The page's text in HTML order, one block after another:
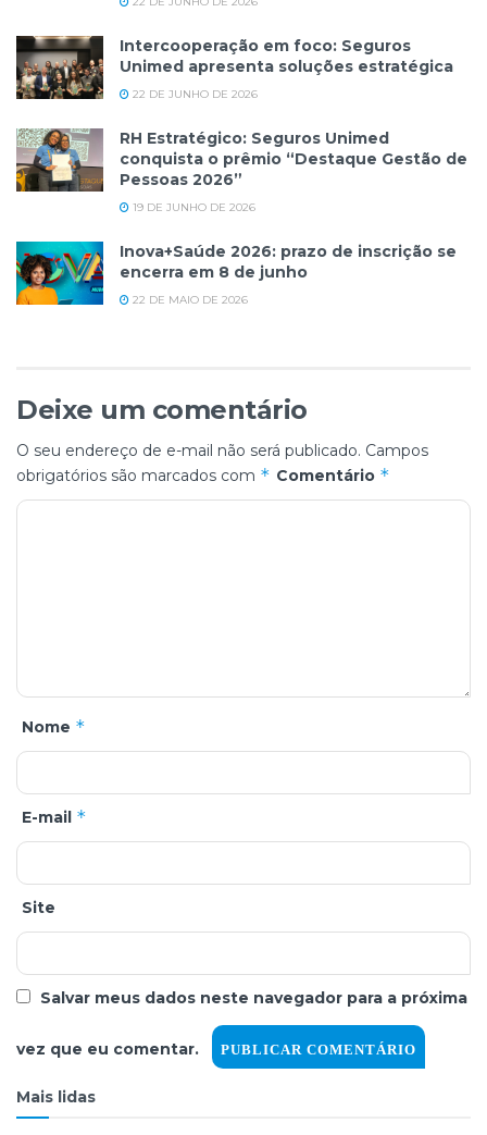
Intercooperação em foco: Seguros
Unimed apresenta soluções estratégica
22 DE JUNHO DE 2026
RH Estratégico: Seguros Unimed
conquista o prêmio “Destaque Gestão de
Pessoas 2026”
19 DE JUNHO DE 2026
Inova+Saúde 2026: prazo de inscrição se
encerra em 8 de junho
22 DE MAIO DE 2026
Deixe um comentário
O seu endereço de e-mail não será publicado. Campos
obrigatórios são marcados com * Comentário *
Nome *
E-mail *
Site
Salvar meus dados neste navegador para a próxima
vez que eu comentar.
Mais lidas